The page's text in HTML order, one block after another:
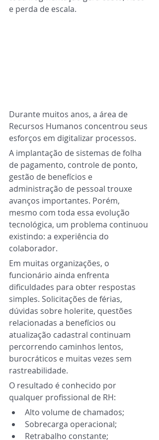
e perda de escala.
Durante muitos anos, a área de
Recursos Humanos concentrou seus
esforços em digitalizar processos.
A implantação de sistemas de folha
de pagamento, controle de ponto,
gestão de benefícios e
administração de pessoal trouxe
avanços importantes. Porém,
mesmo com toda essa evolução
tecnológica, um problema continuou
existindo: a experiência do
colaborador.
Em muitas organizações, o
funcionário ainda enfrenta
dificuldades para obter respostas
simples. Solicitações de férias,
dúvidas sobre holerite, questões
relacionadas a benefícios ou
atualização cadastral continuam
percorrendo caminhos lentos,
burocráticos e muitas vezes sem
rastreabilidade.
O resultado é conhecido por
qualquer profissional de RH:
Alto volume de chamados;
Sobrecarga operacional;
Retrabalho constante;